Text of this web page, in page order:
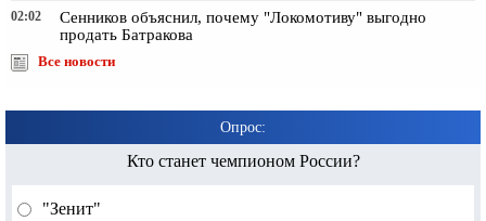
02:02
Сенников объяснил, почему "Локомотиву" выгодно
продать Батракова
Все новости
Опрос:
Кто станет чемпионом России?
"Зенит"